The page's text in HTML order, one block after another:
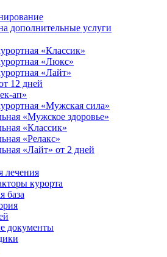
дополнительные услуги
«Классик»
«Люкс»
«Лайт»
12 дней
ап»
«Мужская сила»
«Мужское здоровье»
«Классик»
«Релакс»
«Лайт» от 2 дней
лечения
курорта
база
документы